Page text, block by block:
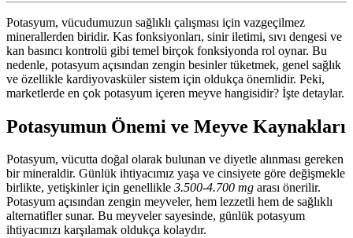
Potasyum, vücudumuzun sağlıklı çalışması için vazgeçilmez
minerallerden biridir. Kas fonksiyonları, sinir iletimi, sıvı dengesi ve
kan basıncı kontrolü gibi temel birçok fonksiyonda rol oynar. Bu
nedenle, potasyum açısından zengin besinler tüketmek, genel sağlık
ve özellikle kardiyovasküler sistem için oldukça önemlidir. Peki,
marketlerde en çok potasyum içeren meyve hangisidir? İşte detaylar.
Potasyumun Önemi ve Meyve Kaynakları
Potasyum, vücutta doğal olarak bulunan ve diyetle alınması gereken
bir mineraldir. Günlük ihtiyacımız yaşa ve cinsiyete göre değişmekle
birlikte, yetişkinler için genellikle 3.500-4.700 mg arası önerilir.
Potasyum açısından zengin meyveler, hem lezzetli hem de sağlıklı
alternatifler sunar. Bu meyveler sayesinde, günlük potasyum
ihtiyacınızı karşılamak oldukça kolaydır.